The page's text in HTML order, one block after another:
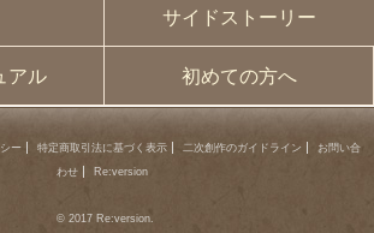
サイドストーリー
アル 初めての方へ
ー 特定商取引法に基づく表示 二次創作のガイドライン
お問い合
わせ
Re:version
© 2017 Re:version.